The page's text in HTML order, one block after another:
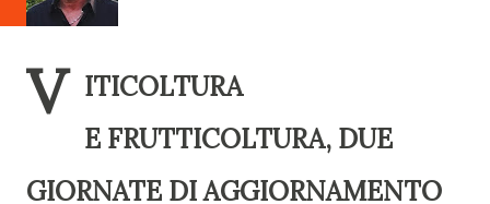
V ITICOLTURA
E FRUTTICOLTURA, DUE
GIORNATE DI AGGIORNAMENTO